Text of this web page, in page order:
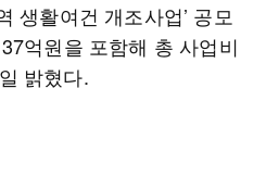
생활여건 개조사업’ 공모
억원을 포함해 총 사업비
밝혔다.